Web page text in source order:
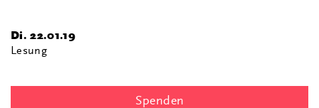
Di. 22.01.19
Lesung
Spenden